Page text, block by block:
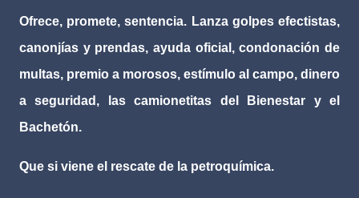
Ofrece, promete, sentencia. Lanza golpes efectistas,
canonjías y prendas, ayuda oficial, condonación de
multas, premio a morosos, estímulo al campo, dinero
a seguridad, las camionetitas del Bienestar y el
Bachetón.
Que si viene el rescate de la petroquímica.